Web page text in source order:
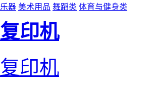
乐器 美术用品 舞蹈类 体育与健身类
复印机
复印机